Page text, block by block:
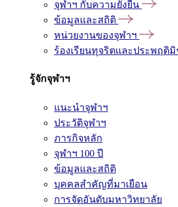
จุฬาฯ กับความยั่งยืน
ข้อมูลและสถิติ
หน่วยงานของจุฬาฯ
ร้องเรียนทุจริตและประพฤติ
รู้จักจุฬาฯ
แนะนำจุฬาฯ
ประวัติจุฬาฯ
ภารกิจหลัก
จุฬาฯ 100 ปี
ข้อมูลและสถิติ
บุคคลสำคัญที่มาเยือน
การจัดอันดับมหาวิทยาลัย